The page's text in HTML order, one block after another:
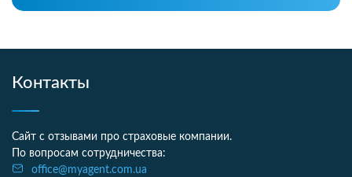
Контакты
Сайт с отзывами про страховые компании.
По вопросам сотрудничества:
office@myagent.com.ua